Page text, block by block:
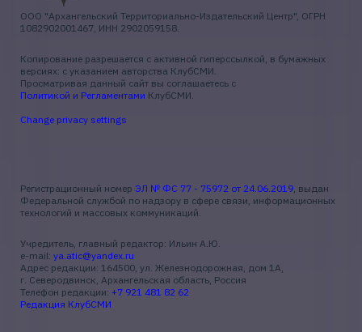
ООО "Архангельский Территориально-Издательский Центр", ОГРН
1082902001467, ИНН 2902059158.
Копирование разрешается с активной гиперссылкой, в бумажных
версиях: с указанием авторства КлубСМИ.
Просматривая данный сайт вы соглашаетесь с
Политикой и Регламентами КлубСМИ.
Change privacy settings
Регистрационный номер ЭЛ № ФС 77 - 75972 от 24.06.2019, выдан
Федеральной службой по надзору в сфере связи, информационных
технологий и массовых коммуникаций.
Учредитель, главный редактор: Ильин А.Ю.
e-mail: ya.atic@yandex.ru
Адрес редакции: 164500, ул. Железнодорожная, дом 1А,
г. Северодвинск, Архангельская область, Россия
Телефон редакции: +7 921 481 82 62
Редакция КлубСМИ